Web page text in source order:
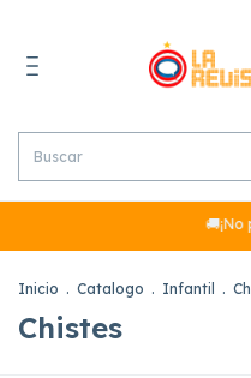
Inicio . Catalogo . Infantil .
Chistes